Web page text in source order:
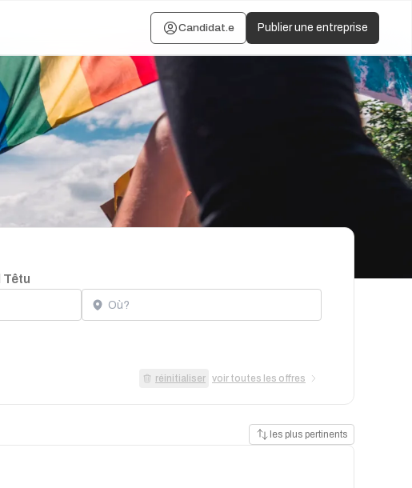
Candidat.e Publier une entreprise
Têtu
Localisation
réinitialiser voir toutes les offres
les plus pertinents